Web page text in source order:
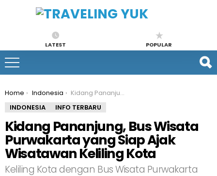
LATEST POPULAR
You are here:
Home Indonesia
Kidang Pananjung, Bus Wisata Purwakarta yang Siap Ajak Wisatawan Keliling Kota
INDONESIA
INFO TERBARU
Kidang Pananjung, Bus Wisata
Purwakarta yang Siap Ajak
Wisatawan Keliling Kota
Keliling Kota dengan Bus Wisata Purwakarta